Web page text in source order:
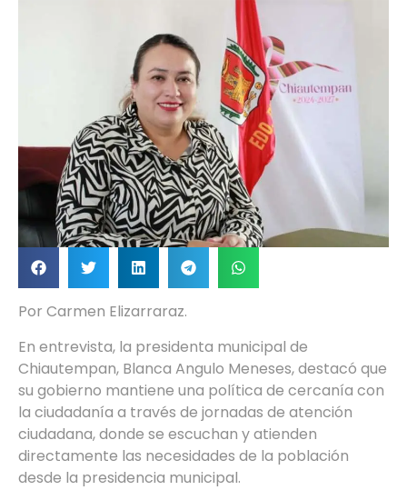
Por Carmen Elizarraraz.
En entrevista, la presidenta municipal de
Chiautempan, Blanca Angulo Meneses, destacó que
su gobierno mantiene una política de cercanía con
la ciudadanía a través de jornadas de atención
ciudadana, donde se escuchan y atienden
directamente las necesidades de la población
desde la presidencia municipal.